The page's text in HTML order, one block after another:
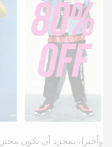
وأخيرا، بمجرد أن تكون